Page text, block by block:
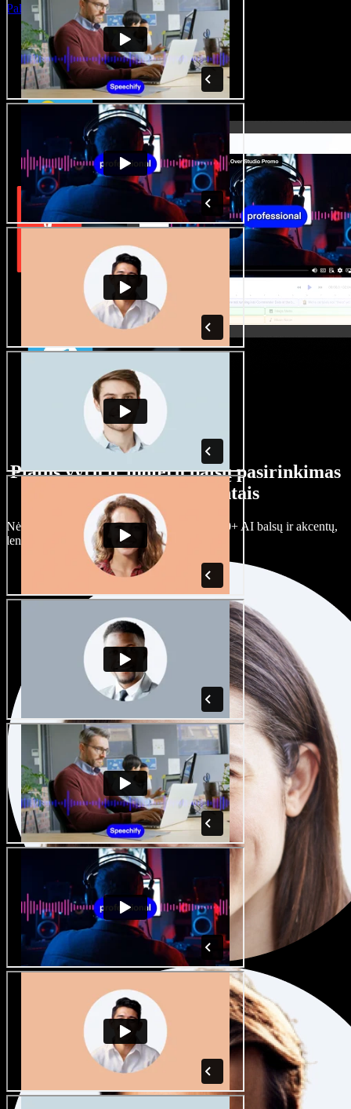
Paleisti studiją
Platus vyrų ir moterų balsų pasirinkimas
su įvairiais akcentais
Nėra dviejų vienodų projektų. Rinkitės iš 100+ AI balsų ir akcentų,
lengvai juos prisitaikykite.